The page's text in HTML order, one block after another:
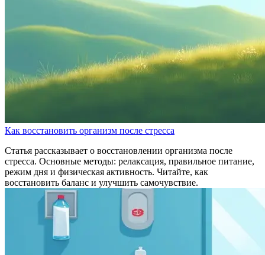
Как восстановить организм после стресса
Статья рассказывает о восстановлении организма после
стресса. Основные методы: релаксация, правильное питание,
режим дня и физическая активность. Читайте, как
восстановить баланс и улучшить самочувствие.